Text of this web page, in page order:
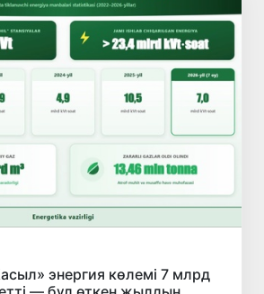
энергия көлемі 7 млрд